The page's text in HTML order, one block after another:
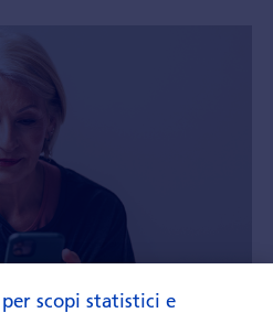
scopi statistici e